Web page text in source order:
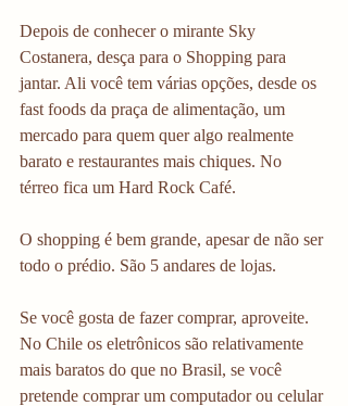
Depois de conhecer o mirante Sky
Costanera, desça para o Shopping para
jantar. Ali você tem várias opções, desde os
fast foods da praça de alimentação, um
mercado para quem quer algo realmente
barato e restaurantes mais chiques. No
térreo fica um Hard Rock Café.
O shopping é bem grande, apesar de não ser
todo o prédio. São 5 andares de lojas.
Se você gosta de fazer comprar, aproveite.
No Chile os eletrônicos são relativamente
mais baratos do que no Brasil, se você
pretende comprar um computador ou celular